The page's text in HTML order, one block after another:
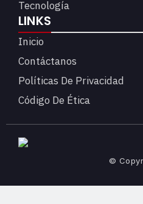
Tecnología
LINKS
Inicio
Contáctanos
Políticas De Privacidad
Código De Ética
©